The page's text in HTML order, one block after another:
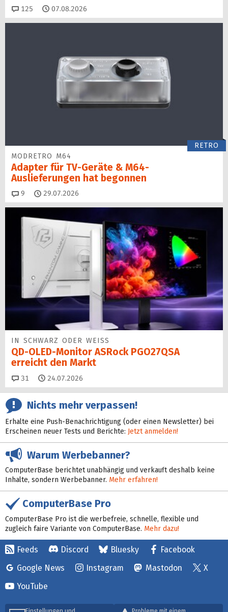
125 Kommentare
07.08.2026
RETRO
MODRETRO M64
Adapter für TV-Geräte & M64-
Auslieferungen hat begon­nen
9 Kommentare
29.07.2026
IN SCHWARZ ODER WEISS
QD-OLED-Monitor ASRock PGO27QSA
erreicht den Markt
31 Kommentare
24.07.2026
Nichts mehr verpassen!
Erhalte eine Push-Benachrichtigung (oder einen Newsletter) bei
Erscheinen neuer Tests und Berichte: Jetzt anmelden!
Warum Werbebanner?
ComputerBase berichtet unabhängig und verkauft deshalb keine
Inhalte, sondern Werbebanner. Mehr erfahren!
ComputerBase Pro
ComputerBase Pro ist die werbefreie, schnelle, flexible und
zugleich faire Variante von ComputerBase. Mehr dazu!
Feeds Discord Bluesky
Facebook
Google News
Instagram Mastodon
X
YouTube